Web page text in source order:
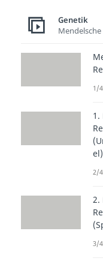
Genetik
Mendelsche
1/
1.
el)
2/
2.
3/